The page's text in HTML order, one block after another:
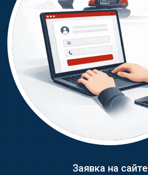
Заявка на сайте